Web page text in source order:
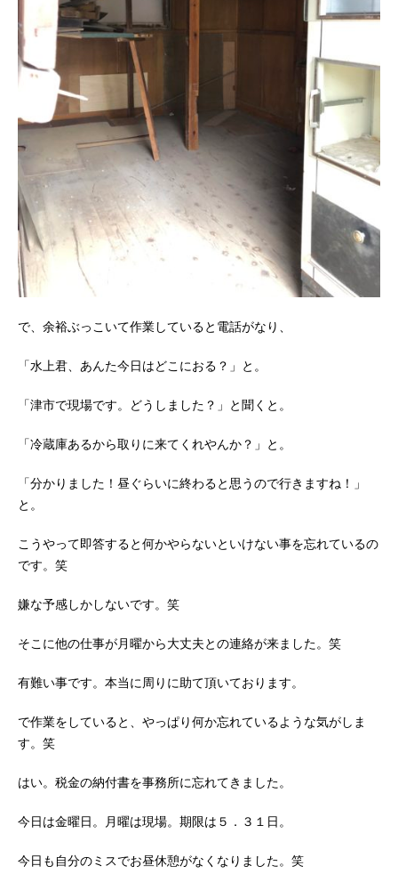
で、余裕ぶっこいて作業していると電話がなり、
「水上君、あんた今日はどこにおる？」と。
「津市で現場です。どうしました？」と聞くと。
「冷蔵庫あるから取りに来てくれやんか？」と。
「分かりました！昼ぐらいに終わると思うので行きますね！」
と。
こうやって即答すると何かやらないといけない事を忘れているの
です。笑
嫌な予感しかしないです。笑
そこに他の仕事が月曜から大丈夫との連絡が来ました。笑
有難い事です。本当に周りに助て頂いております。
で作業をしていると、やっぱり何か忘れているような気がしま
す。笑
はい。税金の納付書を事務所に忘れてきました。
今日は金曜日。月曜は現場。期限は５．３１日。
今日も自分のミスでお昼休憩がなくなりました。笑